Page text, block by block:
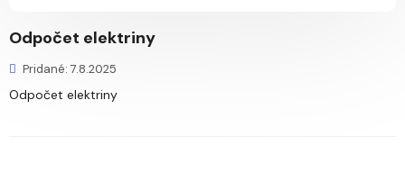
Odpočet elektriny
Pridané: 7.8.2025
Odpočet elektriny